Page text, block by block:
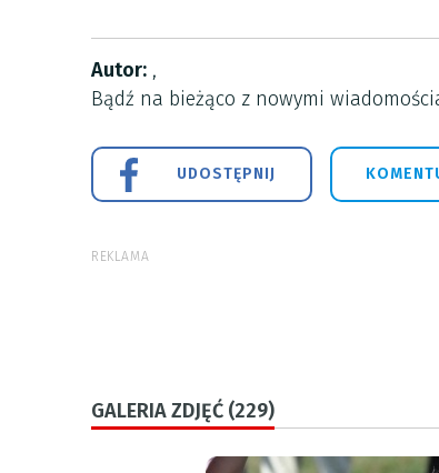
Autor: ,
Bądź na bieżąco z nowymi
UDOSTĘPNIJ
REKLAMA
GALERIA ZDJĘĆ (229)